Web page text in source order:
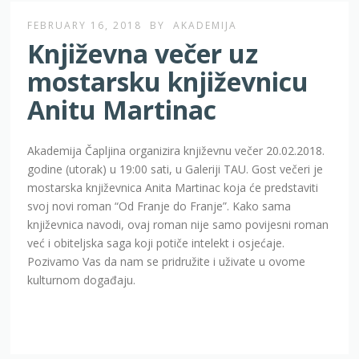
FEBRUARY 16, 2018 BY AKADEMIJA
Književna večer uz
mostarsku književnicu
Anitu Martinac
Akademija Čapljina organizira književnu večer 20.02.2018.
godine (utorak) u 19:00 sati, u Galeriji TAU. Gost večeri je
mostarska književnica Anita Martinac koja će predstaviti
svoj novi roman “Od Franje do Franje”. Kako sama
književnica navodi, ovaj roman nije samo povijesni roman
već i obiteljska saga koji potiče intelekt i osjećaje.
Pozivamo Vas da nam se pridružite i uživate u ovome
kulturnom događaju.